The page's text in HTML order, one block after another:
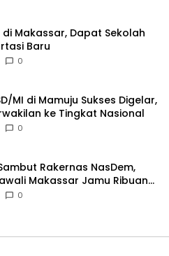
Makassar, Dapat Sekolah
Baru
0
MI di Mamuju Sukses Digelar,
ke Tingkat Nasional
0
Rakernas NasDem,
Makassar Jamu Ribuan
0